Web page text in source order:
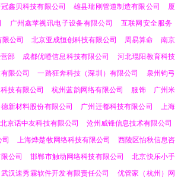
鑫贝科技有限公司 雄县瑞刚管道制造有限公司
厦
广州鑫苹视讯电子设备有限公司
互联网安全服务
公司
北京亚成恒创科技有限公司 周易算命
南京
部
成都优噔信息科技有限公司
河北琨阳教育科技
限公司 一路狂奔科技（深圳）有限公司
泉州钧弓
技有限公司 杭州蓝韵网络有限公司 服饰
广州米
新材料股份有限公司 广州迁都科技有限公司
上海
北京话中友科技有限公司
沧州威锋信息技术有限公司
上海烨楚牧网络科技有限公司
西陵区怡秋信息咨
公司 邯郸市触动网络科技有限公司
北京快乐小手
武汉速秀霖软件开发有限责任公司
优管家（杭州）网